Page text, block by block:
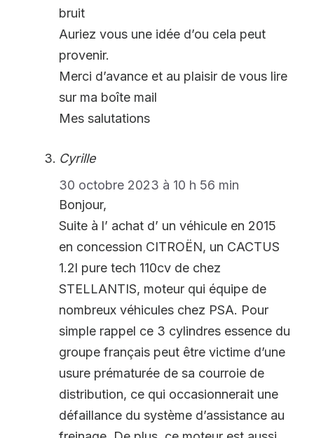
bruit
Auriez vous une idée d’ou cela peut
provenir.
Merci d’avance et au plaisir de vous lire
sur ma boîte mail
Mes salutations
Cyrille
30 octobre 2023 à 10 h 56 min
Bonjour,
Suite à l’ achat d’ un véhicule en 2015
en concession CITROËN, un CACTUS
1.2l pure tech 110cv de chez
STELLANTIS, moteur qui équipe de
nombreux véhicules chez PSA. Pour
simple rappel ce 3 cylindres essence du
groupe français peut être victime d’une
usure prématurée de sa courroie de
distribution, ce qui occasionnerait une
défaillance du système d’assistance au